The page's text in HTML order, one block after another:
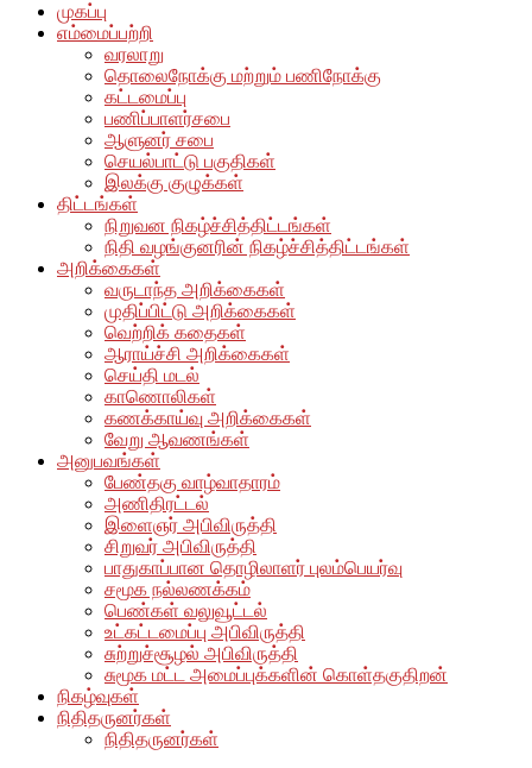
முகப்பு
எம்மைப்பற்றி
வரலாறு
தொலைநோக்கு மற்றும் பணிநோக்கு
கட்டமைப்பு
பணிப்பாளர்சபை
ஆளுனர் சபை
செயல்பாட்டு பகுதிகள்
இலக்கு குழுக்கள்
திட்டங்கள்
நிறுவன நிகழ்ச்சித்திட்டங்கள்
நிதி வழங்குனரின் நிகழ்ச்சித்திட்டங்கள்
அறிக்கைகள்
வருடாந்த அறிக்கைகள்
முதிப்பிட்டு அறிக்கைகள்
வெற்றிக் கதைகள்
ஆராய்ச்சி அறிக்கைகள்
செய்தி மடல்
காணொலிகள்
கணக்காய்வு அறிக்கைகள்
வேறு ஆவணங்கள்
அனுபவங்கள்
பேண்தகு வாழ்வாதாரம்
அணிதிரட்டல்
இளைஞர் அபிவிருத்தி
சிறுவர் அபிவிருத்தி
பாதுகாப்பான தொழிலாளர் புலம்பெயர்வு
சமூக நல்லணக்கம்
பெண்கள் வலுவூட்டல்
உட்கட்டமைப்பு அபிவிருத்தி
சுற்றுச்சூழல் அபிவிருத்தி
சுமூக மட்ட அமைப்புக்களின் கொள்தகுதிறன்
நிகழ்வுகள்
நிதிதருனர்கள்
நிதிதருனர்கள்